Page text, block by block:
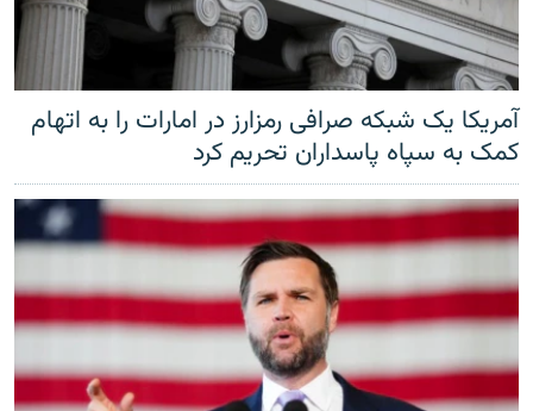
آمریکا یک شبکه صرافی رمزارز در امارات را به اتهام
کمک به سپاه پاسداران تحریم کرد